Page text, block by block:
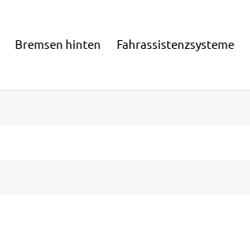
Bremsen hinten Fahrassistenzsysteme